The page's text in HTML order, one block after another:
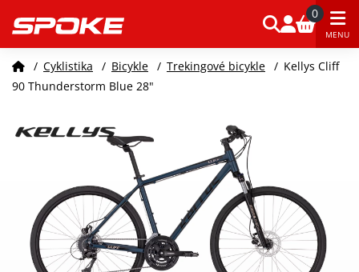
0
MENU
/ Cyklistika / Bicykle / Trekingové bicykle / Kellys Cliff
90 Thunderstorm Blue 28"